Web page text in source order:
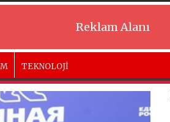
Reklam Alanı
TEKNOLOJİ